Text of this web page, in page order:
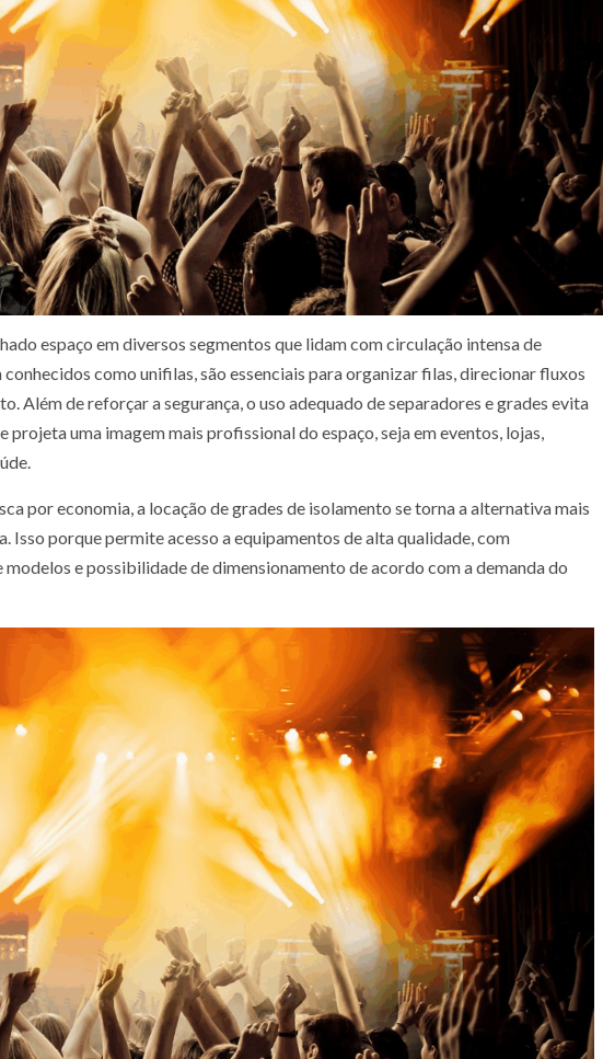
espaço em diversos segmentos que lidam com circulação intensa de
conhecidos como unifilas, são essenciais para organizar filas, direcionar fluxos
Além de reforçar a segurança, o uso adequado de separadores e grades evita
uma imagem mais profissional do espaço, seja em eventos, lojas,
por economia, a locação de grades de isolamento se torna a alternativa mais
Isso porque permite acesso a equipamentos de alta qualidade, com
e possibilidade de dimensionamento de acordo com a demanda do